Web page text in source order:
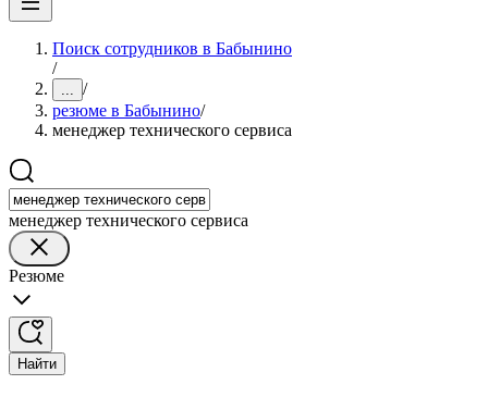
Поиск сотрудников в Бабынино
/
... /
резюме в Бабынино/
менеджер технического сервиса
менеджер технического сервиса
Резюме
Найти